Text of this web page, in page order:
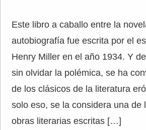
Este libro a caballo entre la
autobiografía fue escrita por el
Henry Miller en el año 1934. Y
sin olvidar la polémica, se ha
de los clásicos de la literatura
solo eso, se la considera una de
obras literarias escritas […]